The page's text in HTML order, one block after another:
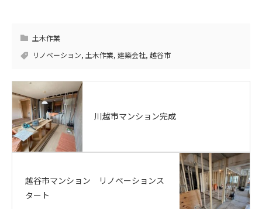
土木作業
リノベーション, 土木作業, 建築会社, 越谷市
川越市マンション完成
越谷市マンション リノベーションス
タート